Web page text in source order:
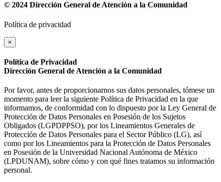
© 2024 Dirección General de Atención a la Comunidad
Política de privacidad
×
Política de Privacidad
Dirección General de Atención a la Comunidad
Por favor, antes de proporcionarnos sus datos personales, tómese un
momento para leer la siguiente Política de Privacidad en la que
informamos, de conformidad con lo dispuesto por la Ley General de
Protección de Datos Personales en Posesión de los Sujetos
Obligados (LGPDPPSO), por los Lineamientos Generales de
Protección de Datos Personales para el Sector Público (LG), así
como por los Lineamientos para la Protección de Datos Personales
en Posesión de la Universidad Nacional Autónoma de México
(LPDUNAM), sobre cómo y con qué fines tratamos su información
personal.